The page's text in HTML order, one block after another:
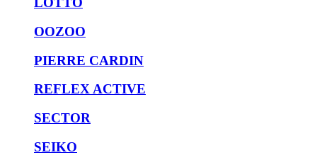
OOZOO
PIERRE CARDIN
REFLEX ACTIVE
SECTOR
SEIKO